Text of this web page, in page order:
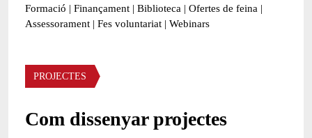
Formació | Finançament | Biblioteca | Ofertes de feina |
Assessorament | Fes voluntariat | Webinars
Àmbit
PROJECTES
Com dissenyar projectes